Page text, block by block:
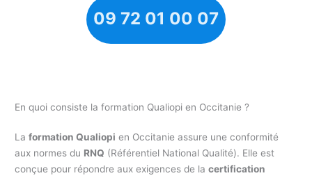
09 72 01 00 07
En quoi consiste la formation Qualiopi en Occitanie ?
Laformation Qualiopi en Occitanie assure une conformité
aux normes du RNQ (Référentiel National Qualité). Elle est
conçue pour répondre aux exigences de lacertification